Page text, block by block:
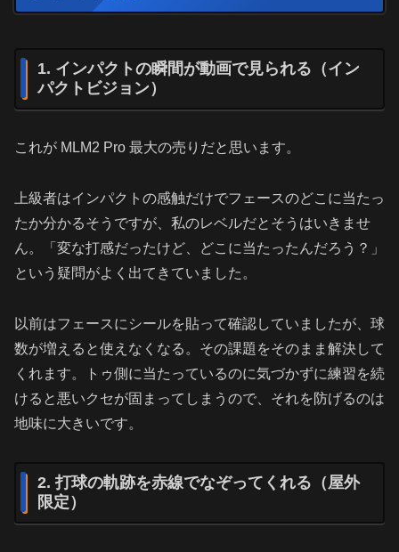
1. インパクトの瞬間が動画で見られる（イン
パクトビジョン）
これが MLM2 Pro 最大の売りだと思います。
上級者はインパクトの感触だけでフェースのどこに当たっ
たか分かるそうですが、私のレベルだとそうはいきませ
ん。「変な打感だったけど、どこに当たったんだろう？」
という疑問がよく出てきていました。
以前はフェースにシールを貼って確認していましたが、球
数が増えると使えなくなる。その課題をそのまま解決して
くれます。トゥ側に当たっているのに気づかずに練習を続
けると悪いクセが固まってしまうので、それを防げるのは
地味に大きいです。
2. 打球の軌跡を赤線でなぞってくれる（屋外
限定）